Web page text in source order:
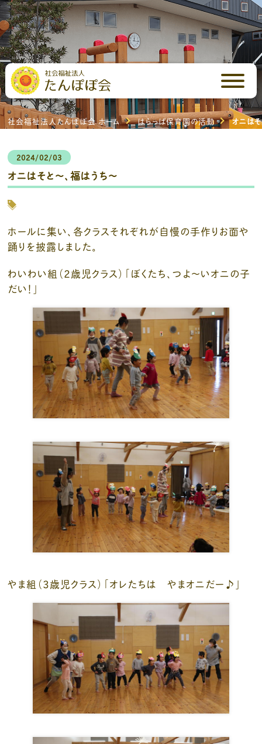
はらっぱ保育園ブログ
はらっぱ保育園の活動
社会福祉法人たんぽぽ会 ホーム はらっぱ保育園の活動 オニは
2024/02/03
オニはそと～、福はうち～
ホールに集い、各クラスそれぞれが自慢の手作りお面や
踊りを披露しました。
わいわい組（２歳児クラス）「ぼくたち、つよ～いオニの子
だい！」
やま組（３歳児クラス）「オレたちは やまオニだー♪」